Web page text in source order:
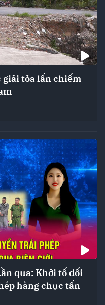
tỏa lấn chiếm
qua: Khởi tố đối
hàng chục tấn